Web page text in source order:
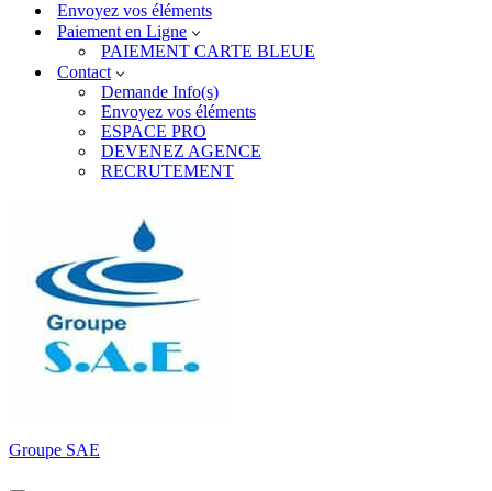
Envoyez vos éléments
Paiement en Ligne
PAIEMENT CARTE BLEUE
Contact
Demande Info(s)
Envoyez vos éléments
ESPACE PRO
DEVENEZ AGENCE
RECRUTEMENT
Groupe SAE